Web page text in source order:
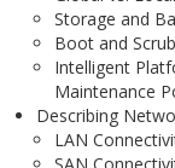
Storage and
Boot and
Intelligent
Maintenance
Describing
LAN